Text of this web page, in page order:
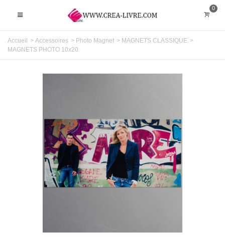
0
Accueil > Accessoires > Photo Magnet > MAGNETS CLASSIQUE >
MAGNETS PHOTO 10x20